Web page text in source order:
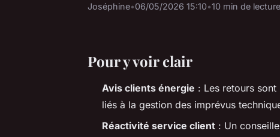
Joséphine•06/05/2026 15:10•10 min de lecture
Pour y voir clair
Avis clients énergie : Les retours
liés à la gestion des imprévus
Réactivité service client : Un